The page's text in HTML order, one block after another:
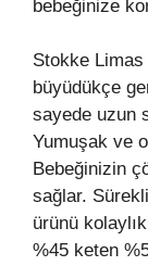
bebeğinize
Stokke
büyüdükçe
sayede uzun
Yumuşak ve
Bebeğinizin
sağlar.
ürünü
%45 keten